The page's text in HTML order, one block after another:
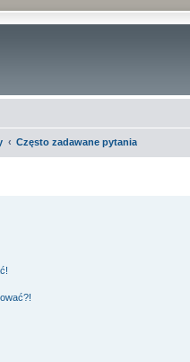
Często zadawane pytania